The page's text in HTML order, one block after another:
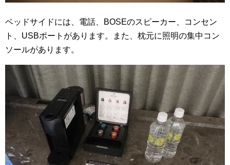
ベッドサイドには、電話、BOSEのスピーカー、コンセン
ト、USBポートがあります。また、枕元に照明の集中コン
ソールがあります。